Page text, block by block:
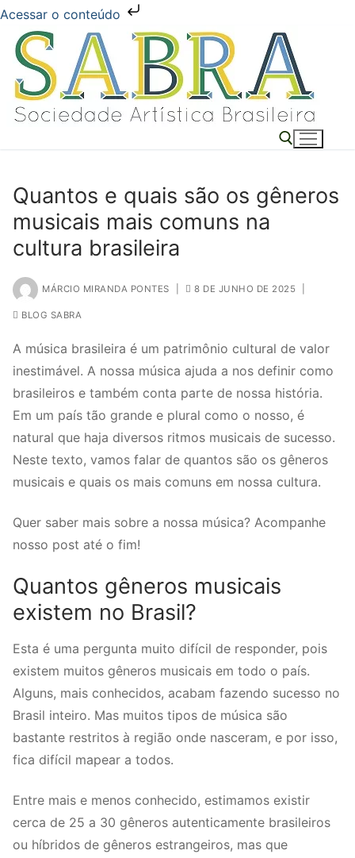
Acessar o conteúdo
Pular
para
conteúdo
Pesquisar por:
Quantos e quais são os gêneros
musicais mais comuns na
cultura brasileira
MÁRCIO MIRANDA PONTES 8 DE JUNHO DE 2025
BLOG SABRA
A música brasileira é um patrimônio cultural de valor
inestimável. A nossa música ajuda a nos definir como
brasileiros e também conta parte de nossa história.
Em um país tão grande e plural como o nosso, é
natural que haja diversos ritmos musicais de sucesso.
Neste texto, vamos falar de quantos são os gêneros
musicais e quais os mais comuns em nossa cultura.
Quer saber mais sobre a nossa música? Acompanhe
nosso post até o fim!
Quantos gêneros musicais
existem no Brasil?
Esta é uma pergunta muito difícil de responder, pois
existem muitos gêneros musicais em todo o país.
Alguns, mais conhecidos, acabam fazendo sucesso no
Brasil inteiro. Mas muitos tipos de música são
bastante restritos à região onde nasceram, e por isso,
fica difícil mapear a todos.
Entre mais e menos conhecido, estimamos existir
cerca de 25 a 30 gêneros autenticamente brasileiros
ou híbridos de gêneros estrangeiros, mas que